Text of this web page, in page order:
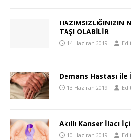
HAZIMSIZLIĞINIZIN
TAŞI OLABİLİR
14 Haziran 2019
Demans Hastası ile
13 Haziran 2019
Akıllı Kanser İlacı
10 Haziran 2019